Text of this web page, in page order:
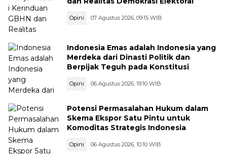
Opini 07 Agustus 2026, 09:15 WIB
Indonesia Emas adalah Indonesia yang
Merdeka dari Dinasti Politik dan
Berpijak Teguh pada Konstitusi
Opini 06 Agustus 2026, 19:10 WIB
Potensi Permasalahan Hukum dalam
Skema Ekspor Satu Pintu untuk
Komoditas Strategis Indonesia
Opini 06 Agustus 2026, 10:10 WIB